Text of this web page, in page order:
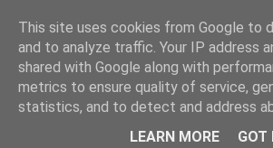
Inicio Nosotros Política de privacidad
This site uses cookies from Google to
and to analyze traffic. Your IP address
shared with Google along with
metrics to ensure quality of service,
statistics, and to detect and address
LEARN MORE
GOT